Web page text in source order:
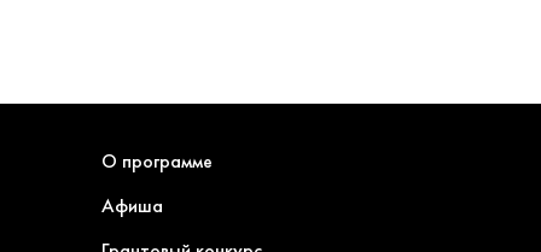
О программе
Афиша